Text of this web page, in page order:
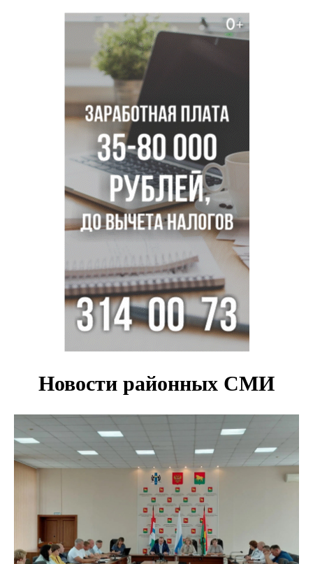
Покрытие рулежных дорожек обновили в аэропорту
Толмачево по нацпроекту
В Новосибирске зафиксирован рост заболеваемости
энтеровирусной инфекцией
В Новосибирске осудили внука за продажу дедова ружья